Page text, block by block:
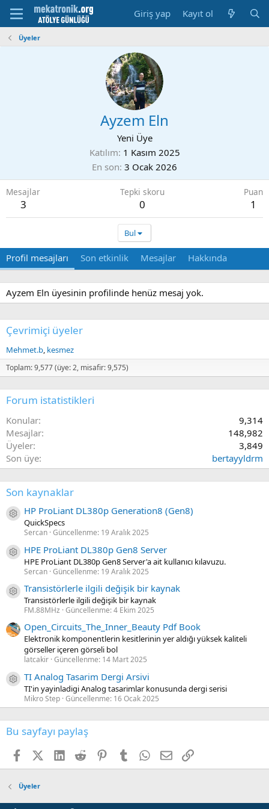
Giriş yap Kayıt ol
Üyeler
Ayzem Eln
Yeni Üye
Katılım 1 Kasım 2025
En son 3 Ocak 2026
Mesajlar
3
Tepki skoru
0
Puan
1
Bul
Profil mesajları Son etkinlik Mesajlar Hakkında
Ayzem Eln üyesinin profilinde henüz mesaj yok.
Çevrimiçi üyeler
Mehmet.b kesmez
Toplam: 9,577 (üye: 2, misafir: 9,575)
Forum istatistikleri
Konular
9,314
Mesajlar
148,982
Üyeler
3,849
Son üye
bertayyldrm
Son kaynaklar
Kaynak ikon/amblem
HP ProLiant DL380p Generation8 (Gen8)
QuickSpecs
Sercan Güncellenme: 19 Aralık 2025
Kaynak ikon/amblem
HPE ProLiant DL380p Gen8 Server
HPE ProLiant DL380p Gen8 Server'a ait kullanıcı kılavuzu.
Sercan Güncellenme: 19 Aralık 2025
Kaynak ikon/amblem
Transistörlerle ilgili değişik bir kaynak
Transistörlerle ilgili değişik bir kaynak
FM.88MHz Güncellenme:4 Ekim 2025
Open_Circuits_The_Inner_Beauty Pdf Book
Elektronik komponentlerin kesitlerinin yer aldığı yüksek kaliteli
görseller içeren görseli bol
latcakir Güncellenme: 14 Mart 2025
Kaynak ikon/amblem
TI Analog Tasarim Dergi Arsivi
TI'in yayinladigi Analog tasarimlar konusunda dergi serisi
Mikro Step Güncellenme: 16 Ocak 2025
Bu sayfayı paylaş
FacebookX (Twitter)
LinkedIn
Reddit PinterestTumblr WhatsApp
E-postaLink
Üyeler